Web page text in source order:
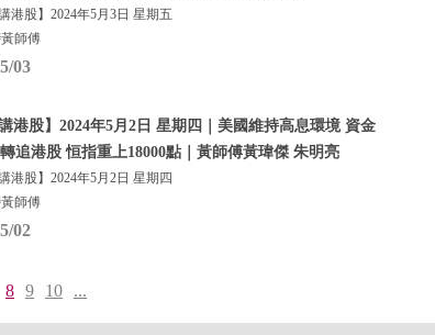
講港股】2024年5月3日 星期五
師傅
03
講港股】2024年5月2日 星期四｜美國維持高息環境 資金
追港股 恒指重上18000點｜黃師傅黃瑋傑 朱明亮
港股】2024年5月2日 星期四
師傅
02
8 9 10 ...